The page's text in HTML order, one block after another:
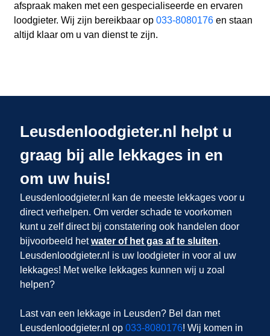
afspraak maken met een gespecialiseerde en ervaren
loodgieter. Wij zijn bereikbaar op 033-8080176en staan
altijd klaar om u van dienst te zijn.
Leusdenloodgieter.nl helpt u
graag bij alle lekkages in en
om uw huis!
Leusdenloodgieter.nl kan de meeste lekkages voor u
direct verhelpen. Om verder schade te voorkomen
kunt u zelf direct bij constatering ook handelen door
bijvoorbeeld hetwater of het gas af te sluiten.
Leusdenloodgieter.nl is uw loodgieter in voor al uw
lekkages! Met welke lekkages kunnen wij u zoal
helpen?
Last van een lekkage in Leusden? Bel dan met
Leusdenloodgieter.nl op 033-8080176! Wij komen in